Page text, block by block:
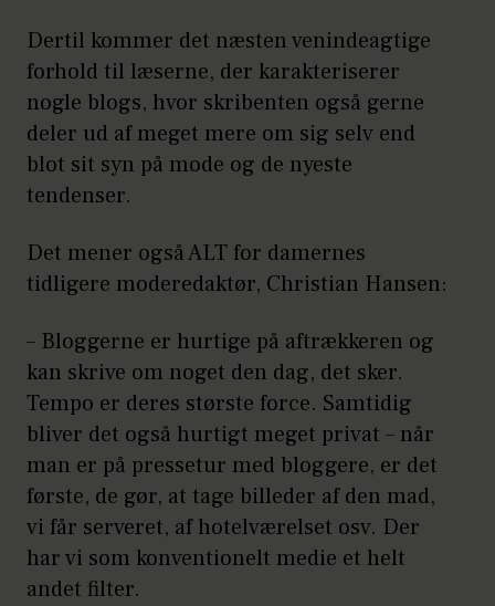
Dertil kommer det næsten venindeagtige
forhold til læserne, der karakteriserer
nogle blogs, hvor skribenten også gerne
deler ud af meget mere om sig selv end
blot sit syn på mode og de nyeste
tendenser.
Det mener også ALT for damernes
tidligere moderedaktør, Christian Hansen:
– Bloggerne er hurtige på aftrækkeren og
kan skrive om noget den dag, det sker.
Tempo er deres største force. Samtidig
bliver det også hurtigt meget privat – når
man er på pressetur med bloggere, er det
første, de gør, at tage billeder af den mad,
vi får serveret, af hotelværelset osv. Der
har vi som konventionelt medie et helt
andet filter.